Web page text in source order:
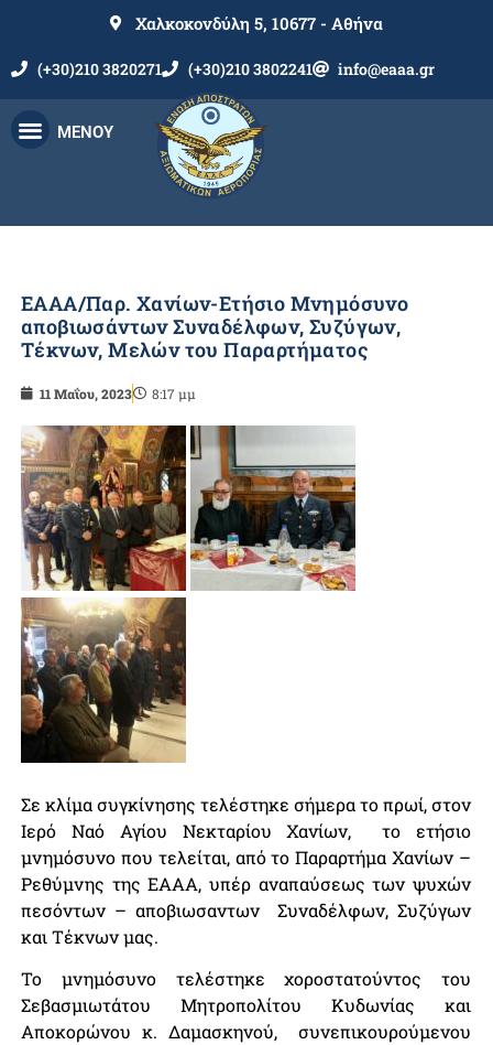
Χαλκοκονδύλη 5, 10677 - Αθήνα
(+30)210 3820271 (+30)210 3802241 info@eaaa.gr
ΜΕΝΟΥ
ΕΑΑΑ/Παρ. Χανίων-Ετήσιο Μνημόσυνο
αποβιωσάντων Συναδέλφων, Συζύγων,
Τέκνων, Μελών του Παραρτήματος
11 Μαΐου, 2023 8:17 μμ
Σε κλίμα συγκίνησης τελέστηκε σήμερα το πρωί, στον
Ιερό Ναό Αγίου Νεκταρίου Χανίων, το ετήσιο
μνημόσυνο που τελείται, από το Παραρτήμα Χανίων –
Ρεθύμνης της ΕΑΑΑ, υπέρ αναπαύσεως των ψυχών
πεσόντων – αποβιωσαντων Συναδέλφων, Συζύγων
και Τέκνων μας.
Το μνημόσυνο τελέστηκε χοροστατούντος του
Σεβασμιωτάτου Μητροπολίτου Κυδωνίας και
Αποκορώνου κ. Δαμασκηνού, συνεπικουρούμενου